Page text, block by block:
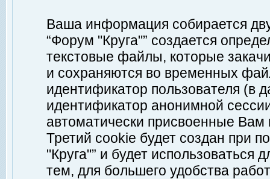
Ваша информация собирается
“Форум "Круга"” создается
текстовые файлы, которые
и сохраняются во временных
идентификатор пользователя (в
идентификатор анонимной
автоматически присвоенные
Третий cookie будет создан при
"Круга"” и будет
тем, для большего удобства